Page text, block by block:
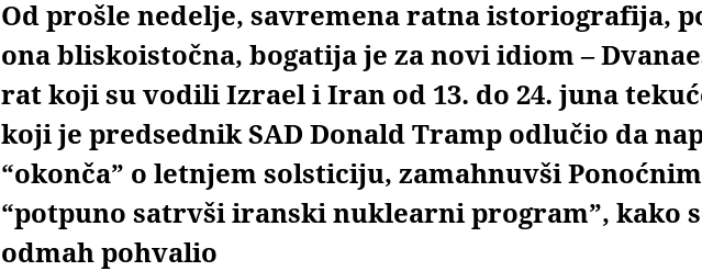
Od prošle nedelje, savremena ratna istoriografija,
ona bliskoistočna, bogatija je za novi idiom –
rat koji su vodili Izrael i Iran od 13. do 24. juna
koji je predsednik SAD Donald Tramp odlučio da
“okonča” o letnjem solsticiju, zamahnuvši
“potpuno satrvši iranski nuklearni program”, kako
odmah pohvalio